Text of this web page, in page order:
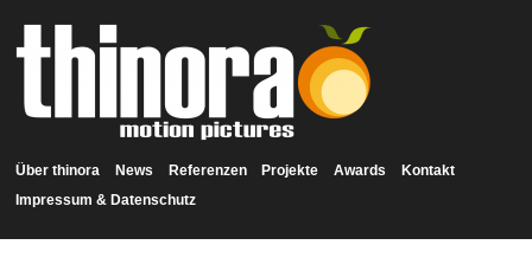
Über thinora News Referenzen Projekte Awards
Kontakt
Impressum & Datenschutz